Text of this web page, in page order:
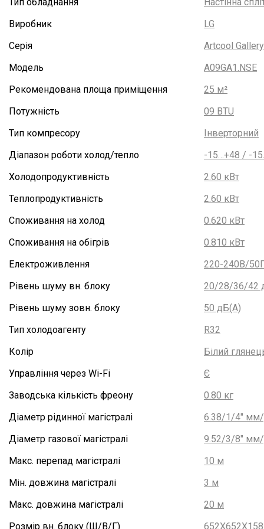
Виробник
LG
Серія
Artcool
Модель
A09GA1.NSE
Рекомендована площа приміщення
25 м²
Потужність
09 BTU
Тип компресору
Інверторний
Діапазон роботи холод/тепло
-15…+48 / -
Холодопродуктивність
2.60 кВт
Теплопродуктивність
2.60 кВт
Споживання на холод
0.620 кВт
Споживання на обігрів
0.810 кВт
Електроживлення
220-240В/
Рівень шуму вн. блоку
20/28/36/42
Рівень шуму зовн. блоку
50 дБ(А)
Тип холодоагенту
R32
Колір
Білий
Управління через Wi-Fi
Є
Заводська кількість фреону
0.80 кг
Діаметр рідинної магістралі
6.38/1/4"
Діаметр газової магістралі
9.52/3/8"
Макс. перепад магістралі
10 м
Мін. довжина магістралі
3 м
Макс. довжина магістралі
20 м
Розмір вн. блоку (Ш/В/Г)